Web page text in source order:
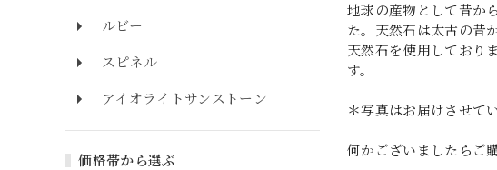
ルビー
スピネル
アイオライトサンストーン
価格帯から選ぶ
地球の産物として昔か
た。天然石は太古の昔
天然石を使用しており
す。
＊写真はお届けさせて
何かございましたらご